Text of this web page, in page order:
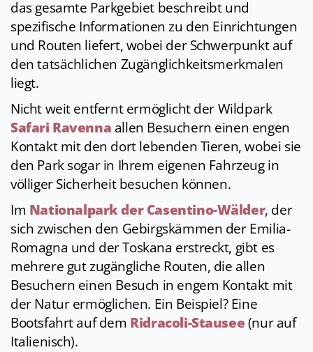
das gesamte Parkgebiet beschreibt und
spezifische Informationen zu den Einrichtungen
und Routen liefert, wobei der Schwerpunkt auf
den tatsächlichen Zugänglichkeitsmerkmalen
liegt.
Nicht weit entfernt ermöglicht der Wildpark
Safari Ravenna allen Besuchern einen engen
Kontakt mit den dort lebenden Tieren, wobei sie
den Park sogar in Ihrem eigenen Fahrzeug in
völliger Sicherheit besuchen können.
Im Nationalpark der Casentino-Wälder, der
sich zwischen den Gebirgskämmen der Emilia-
Romagna und der Toskana erstreckt, gibt es
mehrere gut zugängliche Routen, die allen
Besuchern einen Besuch in engem Kontakt mit
der Natur ermöglichen. Ein Beispiel? Eine
Bootsfahrt auf dem Ridracoli-Stausee(nur auf
Italienisch).